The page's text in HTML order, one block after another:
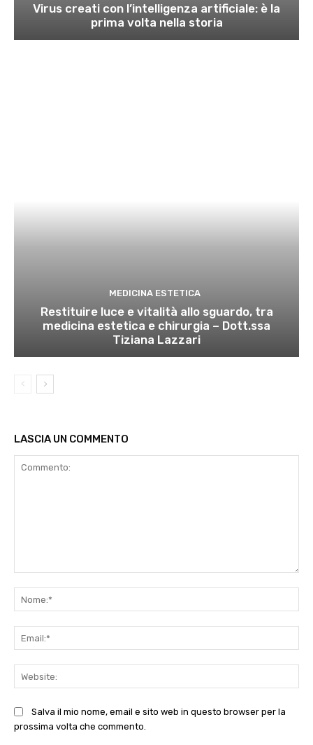
Virus creati con l’intelligenza artificiale: è la
prima volta nella storia
MEDICINA ESTETICA
Restituire luce e vitalità allo sguardo, tra
medicina estetica e chirurgia – Dott.ssa
Tiziana Lazzari
LASCIA UN COMMENTO
Salva il mio nome, email e sito web in questo browser per la
prossima volta che commento.